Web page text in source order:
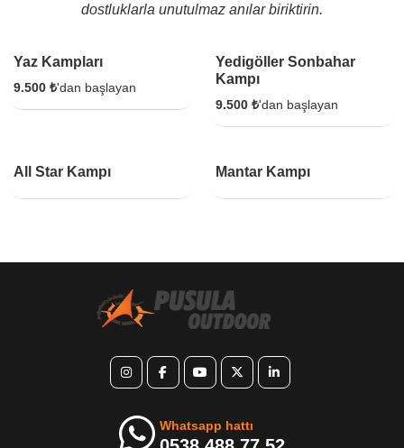
dostluklarla unutulmaz anılar biriktirin.
Yaz Kampları
9.500 ₺'dan başlayan
Yedigöller Sonbahar
Kampı
9.500 ₺'dan başlayan
All Star Kampı Mantar Kampı
Whatsapp hattı